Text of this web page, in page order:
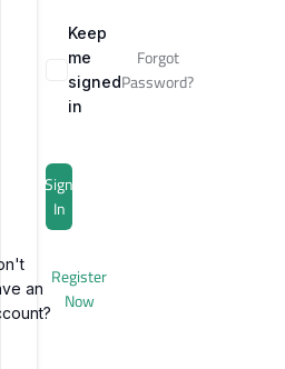
Keep
me
signed
in
Forgot
Password?
Sign
In
an Register
Now